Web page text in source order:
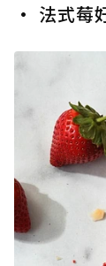
• 法式莓